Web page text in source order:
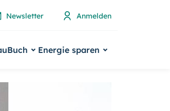
Newsletter Anmelden
Energie sparen